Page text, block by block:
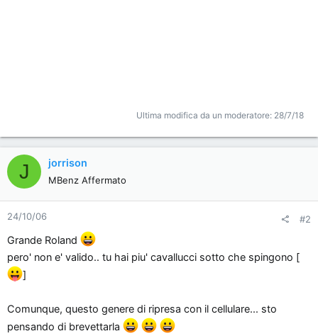
Ultima modifica da un moderatore: 28/7/18
J jorrison
MBenz Affermato
24/10/06 #2
Grande Roland
pero' non e' valido.. tu hai piu' cavallucci sotto che spingono [
]
Comunque, questo genere di ripresa con il cellulare... sto
pensando di brevettarla